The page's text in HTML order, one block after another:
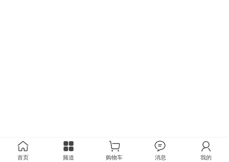
首页 频道 购物车 消息 我的